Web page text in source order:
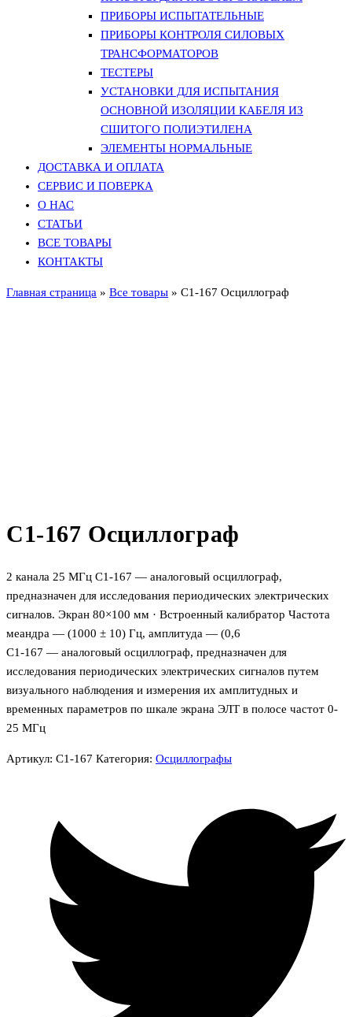
ПРИБОРЫ ИСПЫТАТЕЛЬНЫЕ
ПРИБОРЫ КОНТРОЛЯ СИЛОВЫХ
ТРАНСФОРМАТОРОВ
ТЕСТЕРЫ
УСТАНОВКИ ДЛЯ ИСПЫТАНИЯ
ОСНОВНОЙ ИЗОЛЯЦИИ КАБЕЛЯ ИЗ
СШИТОГО ПОЛИЭТИЛЕНА
ЭЛЕМЕНТЫ НОРМАЛЬНЫЕ
ДОСТАВКА И ОПЛАТА
СЕРВИС И ПОВЕРКА
О НАС
СТАТЬИ
ВСЕ ТОВАРЫ
КОНТАКТЫ
Главная страница » Все товары » C1-167 Осциллограф
C1-167 Осциллограф
2 канала 25 МГц С1-167 — аналоговый осциллограф,
предназначен для исследования периодических электрических
сигналов. Экран 80×100 мм · Встроенный калибратор Частота
меандра — (1000 ± 10) Гц, амплитуда — (0,6
С1-167 — аналоговый осциллограф, предназначен для
исследования периодических электрических сигналов путем
визуального наблюдения и измерения их амплитудных и
временных параметров по шкале экрана ЭЛТ в полосе частот 0-
25 МГц
Артикул: C1-167 Категория: Осциллографы